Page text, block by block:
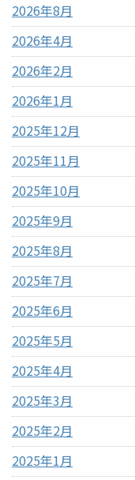
2026年8月
2026年4月
2026年2月
2026年1月
2025年12月
2025年11月
2025年10月
2025年9月
2025年8月
2025年7月
2025年6月
2025年5月
2025年4月
2025年3月
2025年2月
2025年1月